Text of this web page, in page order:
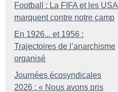
Football : La FIFA et les USA
marquent contre notre camp
En 1926... et 1956 :
Trajectoires de l’anarchisme
organisé
Journées écosyndicales
2026 : « Nous avons pris